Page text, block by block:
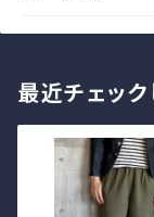
最近チェッ